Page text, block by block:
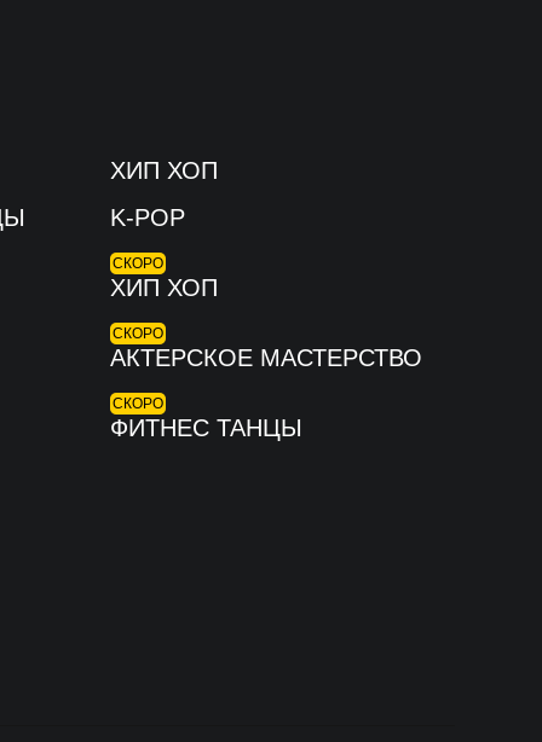
ХИП ХОП
K-POP
СКОРО
ХИП ХОП
СКОРО
АКТЕРСКОЕ МАСТЕРСТВО
СКОРО
ФИТНЕС ТАНЦЫ